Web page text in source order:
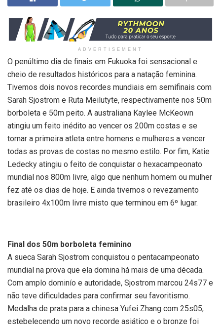
ADVERTISEMENT
O penúltimo dia de finais em Fukuoka foi sensacional e
cheio de resultados históricos para a natação feminina.
Tivemos dois novos recordes mundiais em semifinais com
Sarah Sjostrom e Ruta Meilutyte, respectivamente nos 50m
borboleta e 50m peito. A australiana Kaylee McKeown
atingiu um feito inédito ao vencer os 200m costas e se
tornar a primeira atleta entre homens e mulheres a vencer
todas as provas de costas no mesmo estilo. Por fim, Katie
Ledecky atingiu o feito de conquistar o hexacampeonato
mundial nos 800m livre, algo que nenhum homem ou mulher
fez até os dias de hoje. E ainda tivemos o revezamento
brasileiro 4x100m livre misto que terminou em 6º lugar.
Final dos 50m borboleta feminino
A sueca Sarah Sjostrom conquistou o pentacampeonato
mundial na prova que ela domina há mais de uma década.
Com amplo dominío e autoridade, Sjostrom marcou 24s77 e
não teve dificuldades para confirmar seu favoritismo.
Medalha de prata para a chinesa Yufei Zhang com 25s05,
estebelecendo um novo recorde asiático e o bronze foi